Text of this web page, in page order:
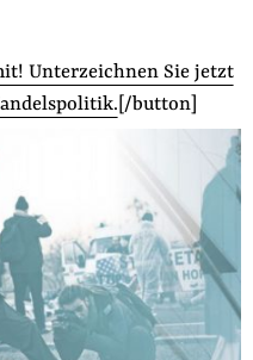
Unterzeichnen Sie jetzt
[/button]